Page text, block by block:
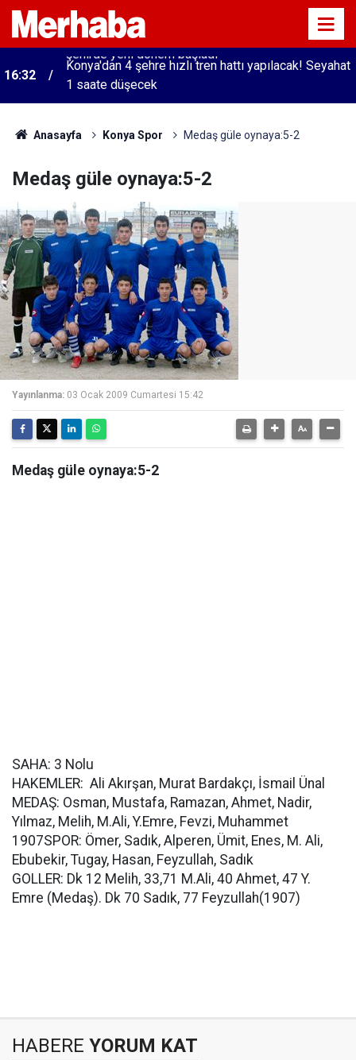
16:32
Konya'dan 4 şehre hızlı tren hattı yapılacak! Seyahat
1 saate düşecek
Anasayfa Konya Spor Medaş güle oynaya:5-2
Medaş güle oynaya:5-2
Yayınlanma: 03 Ocak 2009 Cumartesi 15:42
Medaş güle oynaya:5-2
SAHA: 3 Nolu
HAKEMLER: Ali Akırşan, Murat Bardakçı, İsmail Ünal
MEDAŞ: Osman, Mustafa, Ramazan, Ahmet, Nadir,
Yılmaz, Melih, M.Ali, Y.Emre, Fevzi, Muhammet
1907SPOR: Ömer, Sadık, Alperen, Ümit, Enes, M. Ali,
Ebubekir, Tugay, Hasan, Feyzullah, Sadık
GOLLER: Dk 12 Melih, 33,71 M.Ali, 40 Ahmet, 47 Y.
Emre (Medaş). Dk 70 Sadık, 77 Feyzullah(1907)
HABERE YORUM KAT